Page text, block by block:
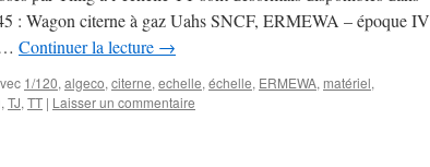
: Wagon citerne à gaz Uahs SNCF, ERMEWA – époque IV
Continuer la lecture →
1/120, algeco, citerne, echelle, échelle, ERMEWA, matériel,
, TJ, TT | Laisser un commentaire